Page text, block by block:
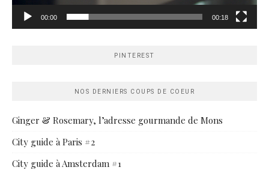
00:00 00:18
PINTEREST
NOS DERNIERS COUPS DE COEUR
Ginger & Rosemary, l’adresse gourmande de Mons
City guide à Paris #2
City guide à Amsterdam #1